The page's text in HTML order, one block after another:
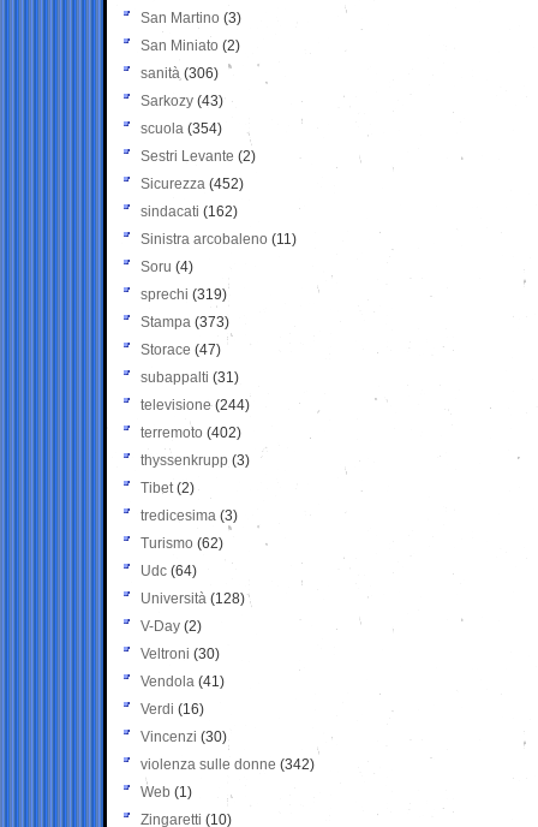
San Martino (3)
San Miniato (2)
sanità (306)
Sarkozy (43)
scuola (354)
Sestri Levante (2)
Sicurezza (452)
sindacati (162)
Sinistra arcobaleno (11)
Soru (4)
sprechi (319)
Stampa (373)
Storace (47)
subappalti (31)
televisione(244)
terremoto (402)
thyssenkrupp (3)
Tibet(2)
tredicesima (3)
Turismo (62)
Udc (64)
Università (128)
V-Day (2)
Veltroni (30)
Vendola (41)
Verdi (16)
Vincenzi (30)
violenza sulle donne (342)
Web (1)
Zingaretti (10)